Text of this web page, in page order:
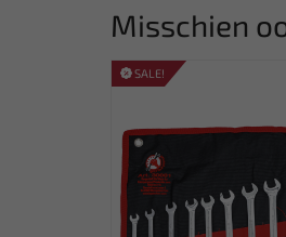
Misschien
SALE!